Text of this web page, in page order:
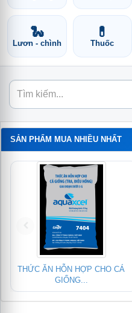
🐍
Lươn - chình
💊
Thuốc
SẢN PHẨM MUA NHIỀU NHẤT
THỨC ĂN HỖN HỢP CHO CÁ
GIỐNG...